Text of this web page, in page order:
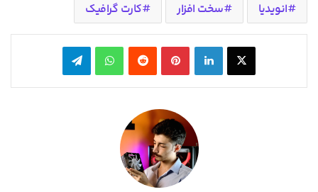
انویدیا سخت افزار کارت گرافیک
X لینکدین ‫پین‌ترست‫رددیت واتس آپ تلگرام